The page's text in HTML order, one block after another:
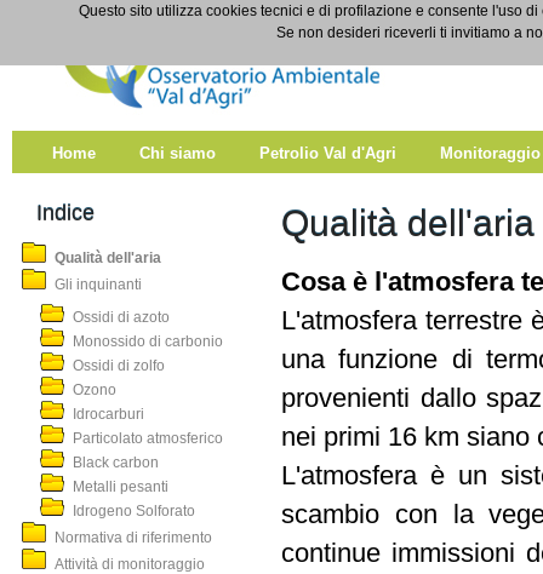
Salta al contenuto
Qualità dell'aria
Home Chi siamo Petrolio Val d'Agri Monitoraggio
Indice
Qualità dell'aria
Gli inquinanti
Ossidi di azoto
Monossido di carbonio
Ossidi di zolfo
Ozono
Idrocarburi
Particolato atmosferico
Black carbon
Metalli pesanti
Idrogeno Solforato
Normativa di riferimento
Attività di monitoraggio
Qualità dell'aria
Cosa è l'atmosfera
L'atmosfera terrestre
una funzione di
provenienti dallo
nei primi 16 km
L'atmosfera è un
scambio con la
continue immissioni
Questo sito utilizza cookies tecnici e di profilazione e consente l'uso
Se non desideri riceverli ti invitiamo a